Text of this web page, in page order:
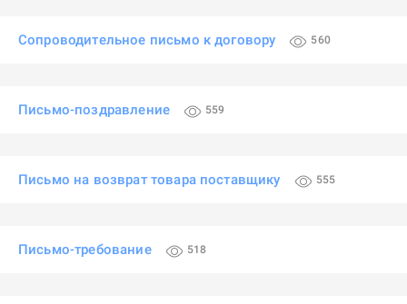
Сопроводительное письмо к договору 560
Письмо-поздравление 559
Письмо на возврат товара поставщику 555
Письмо-требование 518